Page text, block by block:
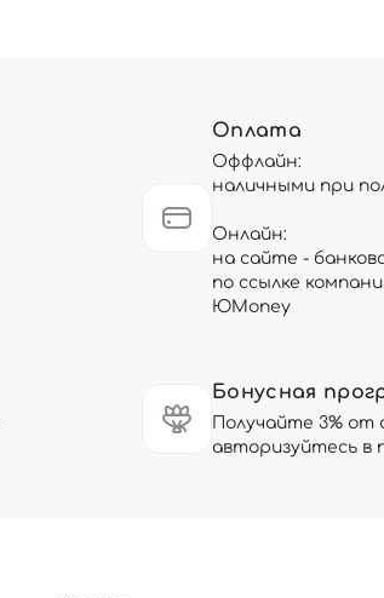
Оплата
Оффлайн:
наличными при
Онлайн:
на сайте -
по ссылке
ЮMoney
Бонусная
Получайте 3% от
авторизуйтесь в